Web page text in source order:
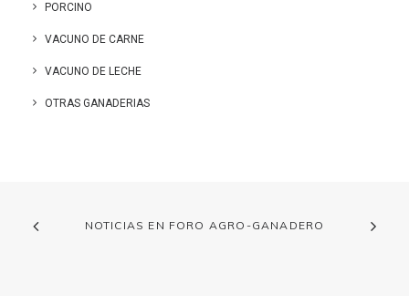
PORCINO
VACUNO DE CARNE
VACUNO DE LECHE
OTRAS GANADERIAS
NOTICIAS EN FORO AGRO-GANADERO